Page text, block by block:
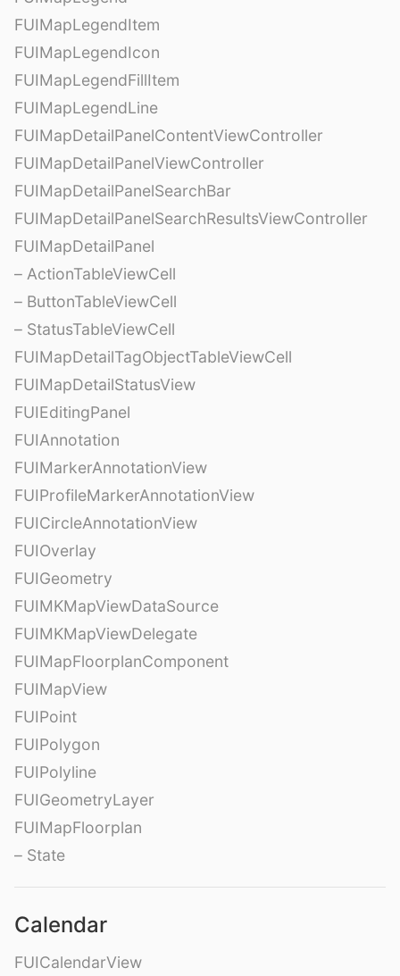
FUIMapLegendItem
FUIMapLegendIcon
FUIMapLegendFillItem
FUIMapLegendLine
FUIMapDetailPanelContentViewController
FUIMapDetailPanelViewController
FUIMapDetailPanelSearchBar
FUIMapDetailPanelSearchResultsViewController
FUIMapDetailPanel
– ActionTableViewCell
– ButtonTableViewCell
– StatusTableViewCell
FUIMapDetailTagObjectTableViewCell
FUIMapDetailStatusView
FUIEditingPanel
FUIAnnotation
FUIMarkerAnnotationView
FUIProfileMarkerAnnotationView
FUICircleAnnotationView
FUIOverlay
FUIGeometry
FUIMKMapViewDataSource
FUIMKMapViewDelegate
FUIMapFloorplanComponent
FUIMapView
FUIPoint
FUIPolygon
FUIPolyline
FUIGeometryLayer
FUIMapFloorplan
– State
Calendar
FUICalendarView